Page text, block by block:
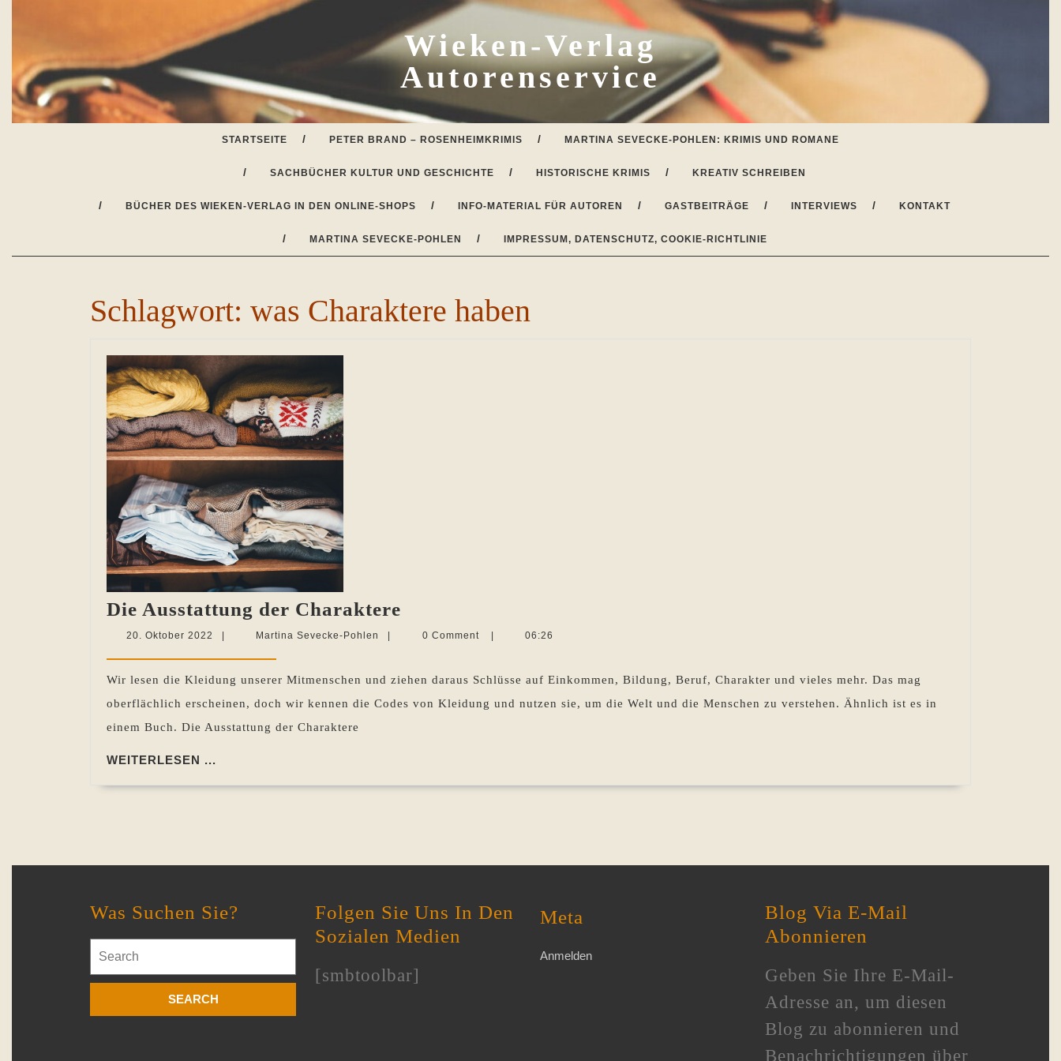
Wieken-Verlag
Autorenservice
STARTSEITE PETER BRAND – ROSENHEIMKRIMIS MARTINA SEVECKE-POHLEN: KRIMIS UND ROMANE
SACHBÜCHER KULTUR UND GESCHICHTE HISTORISCHE KRIMIS KREATIV SCHREIBEN
BÜCHER DES WIEKEN-VERLAG IN DEN ONLINE-SHOPS INFO-MATERIAL FÜR AUTOREN GASTBEITRÄGE INTERVIEWS KONTAKT
MARTINA SEVECKE-POHLEN IMPRESSUM, DATENSCHUTZ, COOKIE-RICHTLINIE
Schlagwort: was Charaktere haben
Die Ausstattung der Charaktere
Ausstattung
Charaktere
20. Oktober 2022 20.
2022
Martina Sevecke-Pohlen
Martina
0 Comment 06:26
Wir lesen die Kleidung unserer Mitmenschen und ziehen daraus Schlüsse auf Einkommen, Bildung, Beruf, Charakter und vieles mehr. Das mag
oberflächlich erscheinen, doch wir kennen die Codes von Kleidung und nutzen sie, um die Welt und die Menschen zu verstehen. Ähnlich ist es in
einem Buch. Die Ausstattung der Charaktere
WEITERLESEN ...
Was Suchen Sie?
for:
Folgen Sie Uns In Den
Sozialen Medien
[smbtoolbar]
Meta
Anmelden
Blog Via E-Mail
Abonnieren
Geben Sie Ihre E-Mail-
Adresse an, um diesen
Blog zu abonnieren und
Benachrichtigungen über